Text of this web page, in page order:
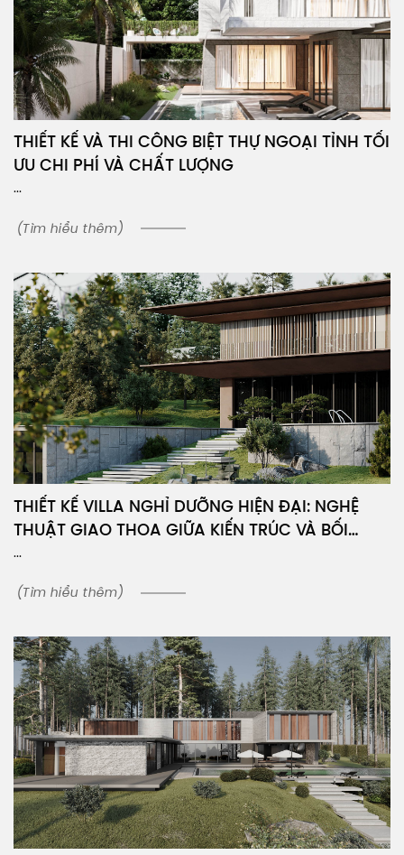
THIẾT KẾ VÀ THI CÔNG BIỆT THỰ NGOẠI TỈNH TỐI
ƯU CHI PHÍ VÀ CHẤT LƯỢNG
...
(Tìm hiểu thêm)
THIẾT KẾ VILLA NGHỈ DƯỠNG HIỆN ĐẠI: NGHỆ
THUẬT GIAO THOA GIỮA KIẾN TRÚC VÀ BỐI
CẢNH
...
(Tìm hiểu thêm)